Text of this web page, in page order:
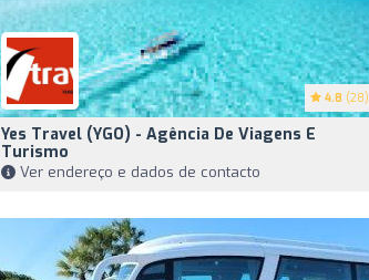
4.8 (28)
Yes Travel (YGO) - Agência De Viagens E
Turismo
Ver endereço e dados de contacto